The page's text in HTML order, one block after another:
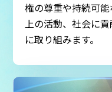
権の尊重や持続可
上の活動、社会に
に取り組みます。
コーポレート
企業倫理・コ
リスクマネジ